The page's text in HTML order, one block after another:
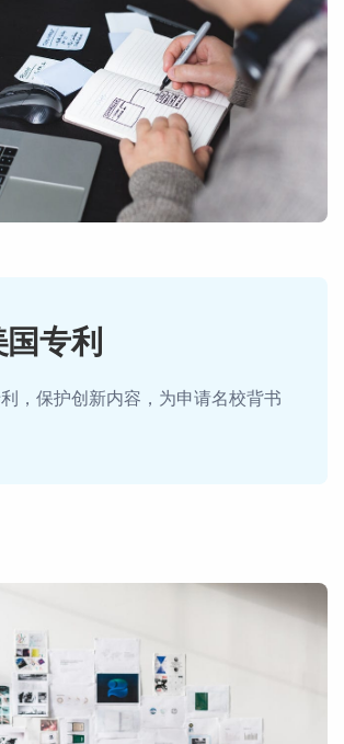
专利
，保护创新内容，为申请名校背书